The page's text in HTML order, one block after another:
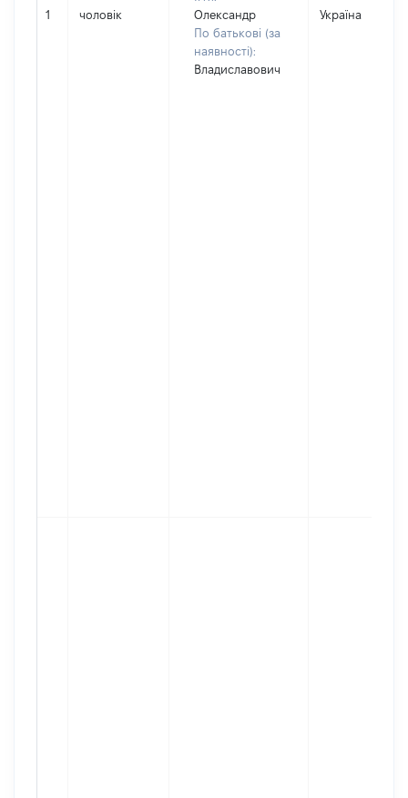
1 чоловік
Олександр
По батькові (за
наявності):
Владиславович
Україна